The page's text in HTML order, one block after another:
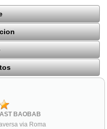
BAOBAB
via Roma